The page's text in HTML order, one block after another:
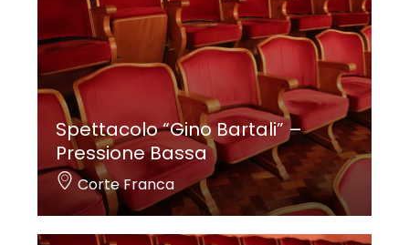
Spettacolo “Gino Bartali” –
Pressione Bassa
Corte Franca